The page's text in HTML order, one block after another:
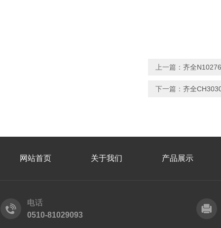
上一篇： 齐全
下一篇： 齐全
网站首页 关于我们 产品展示
电话
0510-81029093